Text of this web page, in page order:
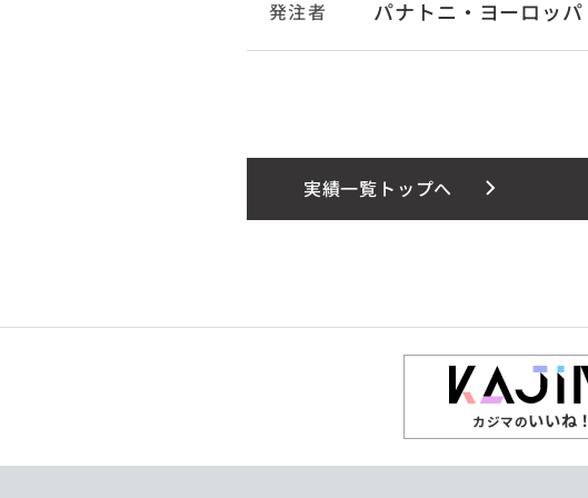
発注者 パナトニ・ヨーロッパ
実績一覧トップへ
カジマのいいね！